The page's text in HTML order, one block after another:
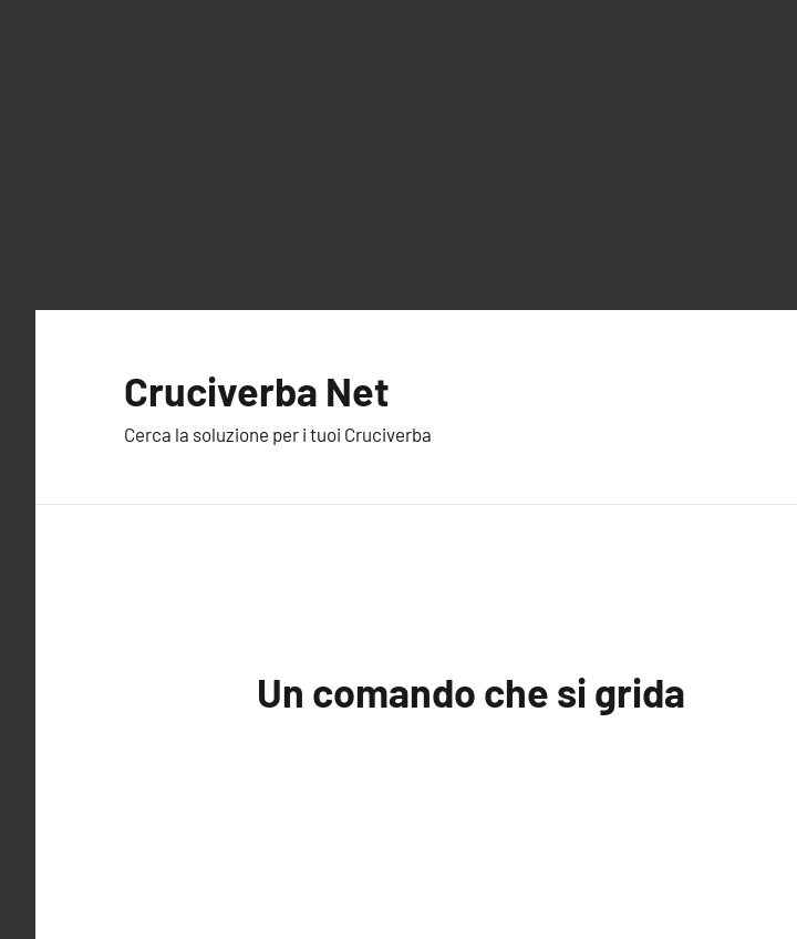
Cruciverba Net
Cerca la soluzione per i tuoi Cruciverba
Un comando che si grida